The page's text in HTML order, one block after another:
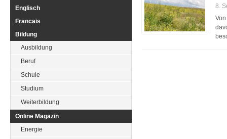
8.
Englisch
Francais
Bildung
Ausbildung
Beruf
Schule
Studium
Weiterbildung
Online Magazin
Energie